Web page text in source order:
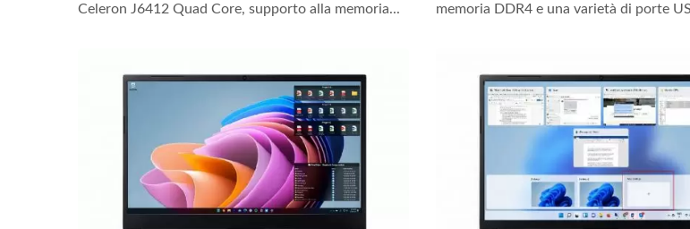
Celeron J6412 Quad Core, supporto alla memoria...
memoria DDR4 e una varietà di porte